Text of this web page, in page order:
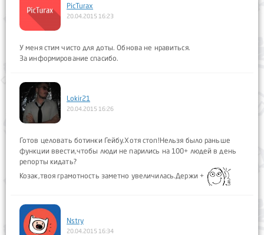
PicTurax
20.04.2015 16:23
У меня стим чисто для доты. Обнова не нравиться.
За информирование спасибо.
Lokir21
20.04.2015 16:26
Готов целовать ботинки Гейбу.Хотя стоп!Нельзя было раньше
функции ввести,чтобы люди не парились на 100+ людей в день
репорты кидать?
Козак,твоя грамотность заметно увеличилась.Держи +
Nstry
20.04.2015 16:34